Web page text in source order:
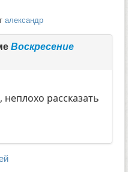
александр
Воскресение
неплохо рассказать